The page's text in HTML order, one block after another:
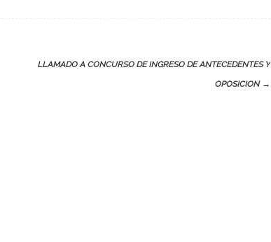
LLAMADO A CONCURSO DE INGRESO DE ANTECEDENTES Y
OPOSICION →